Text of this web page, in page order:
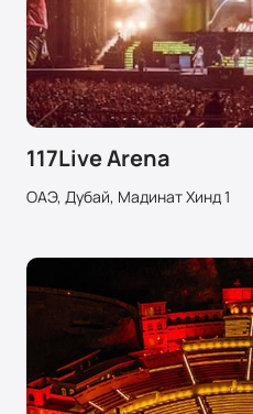
117Live Arena
ОАЭ, Дубай, Мадинат Хинд 1